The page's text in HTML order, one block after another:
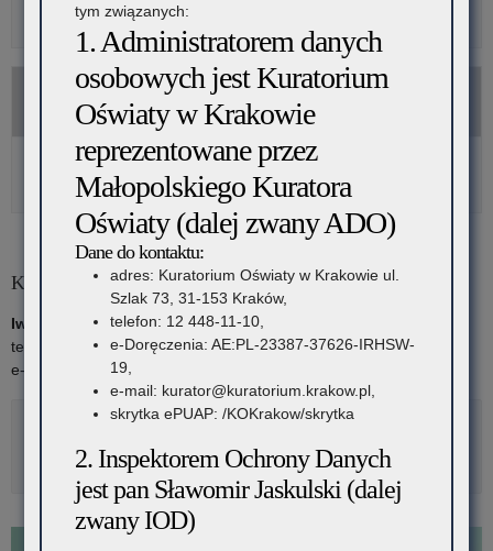
Wyniki zawodów wojewódzkich
Materiały
Informator (pdf)
Informator (wersja do pobrania załączników do wypełnienia)
Koordynator:
Iwona Florczyk-Szwak
tel: 12 448-11-25
e-mail:
iwona.florczyk-szwak@kuratorium.krakow.pl
2025”
–
EKOPRZEDSZKOLE
–
EKOUCZEŃ
2024
Metryka
tym związanych:
1. Administratorem danych
osobowych jest Kuratorium
Oświaty w Krakowie
reprezentowane przez
Małopolskiego Kuratora
Oświaty (dalej zwany ADO)
Dane do kontaktu:
adres: Kuratorium Oświaty w Krakowie ul.
Szlak 73, 31-153 Kraków,
telefon: 12 448-11-10,
e-Doręczenia: AE:PL-23387-37626-IRHSW-
19,
e-mail: kurator@kuratorium.krakow.pl,
skrytka ePUAP: /KOKrakow/skrytka
2. Inspektorem Ochrony Danych
jest pan Sławomir Jaskulski (dalej
zwany IOD)